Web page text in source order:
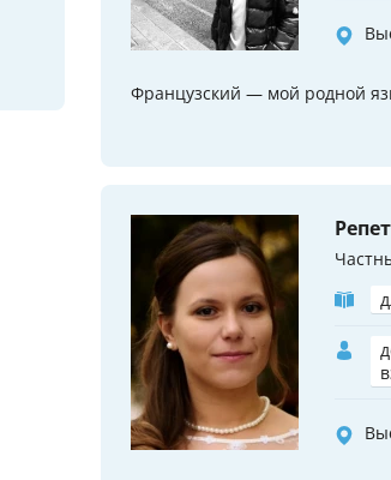
Французский — мой родной